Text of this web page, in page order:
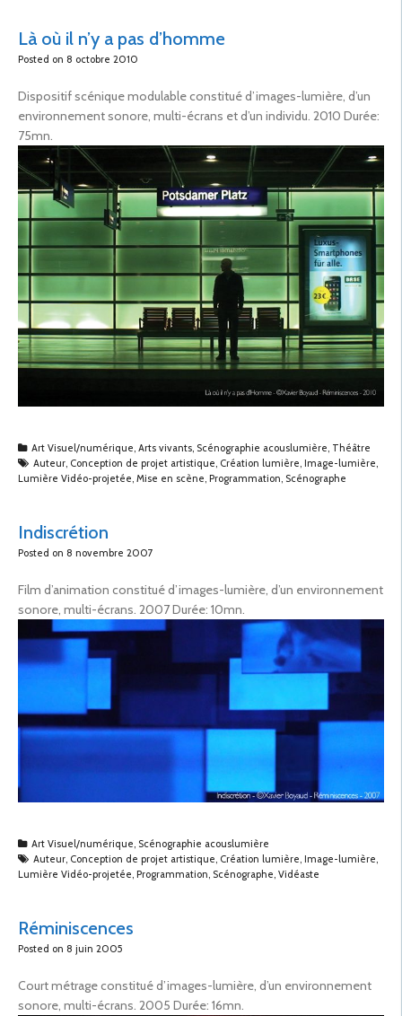
Là où il n’y a pas d’homme
Posted on 8 octobre 2010
Dispositif scénique modulable constitué d’images-lumière, d’un
environnement sonore, multi-écrans et d’un individu. 2010 Durée:
75mn.
Art Visuel/numérique, Arts vivants, Scénographie acouslumière, Théâtre
Auteur, Conception de projet artistique, Création lumière, Image-lumière,
Lumière Vidéo-projetée, Mise en scène, Programmation, Scénographe
Indiscrétion
Posted on 8 novembre 2007
Film d’animation constitué d’images-lumière, d’un environnement
sonore, multi-écrans. 2007 Durée: 10mn.
Art Visuel/numérique, Scénographie acouslumière
Auteur, Conception de projet artistique, Création lumière, Image-lumière,
Lumière Vidéo-projetée, Programmation, Scénographe, Vidéaste
Réminiscences
Posted on 8 juin 2005
Court métrage constitué d’images-lumière, d’un environnement
sonore, multi-écrans. 2005 Durée: 16mn.